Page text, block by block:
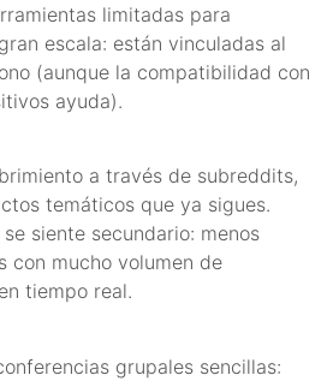
limitadas para
escala: están vinculadas al
(aunque la compatibilidad con
ayuda).
a través de subreddits,
temáticos que ya sigues.
siente secundario: menos
con mucho volumen de
tiempo real.
grupales sencillas: